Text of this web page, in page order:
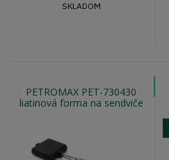
SKLADOM
PETROMAX PET-730430
liatinová forma na sendviče